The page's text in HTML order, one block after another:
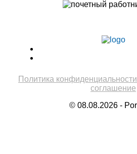
Политика конфиденциальности
соглашение
© 08.08.2026 -